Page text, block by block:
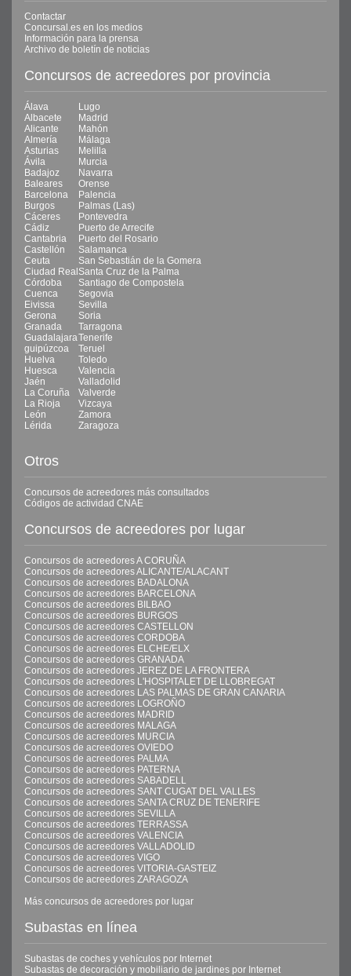
Contactar
Concursal.es en los medios
Información para la prensa
Archivo de boletín de noticias
Concursos de acreedores por provincia
Álava
Lugo
Albacete
Madrid
Alicante
Mahón
Almería
Málaga
Asturias
Melilla
Ávila
Murcia
Badajoz
Navarra
Baleares
Orense
Barcelona
Palencia
Burgos
Palmas (Las)
Cáceres
Pontevedra
Cádiz
Puerto de Arrecife
Cantabria
Puerto del Rosario
Castellón
Salamanca
Ceuta
San Sebastián de la Gomera
Ciudad Real Santa Cruz de la Palma
Córdoba
Santiago de Compostela
Cuenca
Segovia
Eivissa
Sevilla
Gerona
Soria
Granada
Tarragona
GuadalajaraTenerife
guipúzcoa
Teruel
Huelva
Toledo
Huesca
Valencia
Jaén
Valladolid
La Coruña
Valverde
La Rioja
Vizcaya
León
Zamora
Lérida
Zaragoza
Otros
Concursos de acreedores más consultados
Códigos de actividad CNAE
Concursos de acreedores por lugar
Concursos de acreedores A CORUÑA
Concursos de acreedores ALICANTE/ALACANT
Concursos de acreedores BADALONA
Concursos de acreedores BARCELONA
Concursos de acreedores BILBAO
Concursos de acreedores BURGOS
Concursos de acreedores CASTELLON
Concursos de acreedores CORDOBA
Concursos de acreedores ELCHE/ELX
Concursos de acreedores GRANADA
Concursos de acreedores JEREZ DE LA FRONTERA
Concursos de acreedores L'HOSPITALET DE LLOBREGAT
Concursos de acreedores LAS PALMAS DE GRAN CANARIA
Concursos de acreedores LOGROÑO
Concursos de acreedores MADRID
Concursos de acreedores MALAGA
Concursos de acreedores MURCIA
Concursos de acreedores OVIEDO
Concursos de acreedores PALMA
Concursos de acreedores PATERNA
Concursos de acreedores SABADELL
Concursos de acreedores SANT CUGAT DEL VALLES
Concursos de acreedores SANTA CRUZ DE TENERIFE
Concursos de acreedores SEVILLA
Concursos de acreedores TERRASSA
Concursos de acreedores VALENCIA
Concursos de acreedores VALLADOLID
Concursos de acreedores VIGO
Concursos de acreedores VITORIA-GASTEIZ
Concursos de acreedores ZARAGOZA
Más concursos de acreedores por lugar
Subastas en línea
Subastas de coches y vehículos por Internet
Subastas de decoración y mobiliario de jardines por Internet